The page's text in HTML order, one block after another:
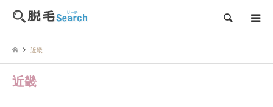
検索
近畿
近畿